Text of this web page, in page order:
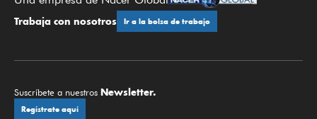
Trabaja con nosotros Ir a la bolsa de trabajo
Suscríbete a nuestros Newsletter.
Regístrate aquí